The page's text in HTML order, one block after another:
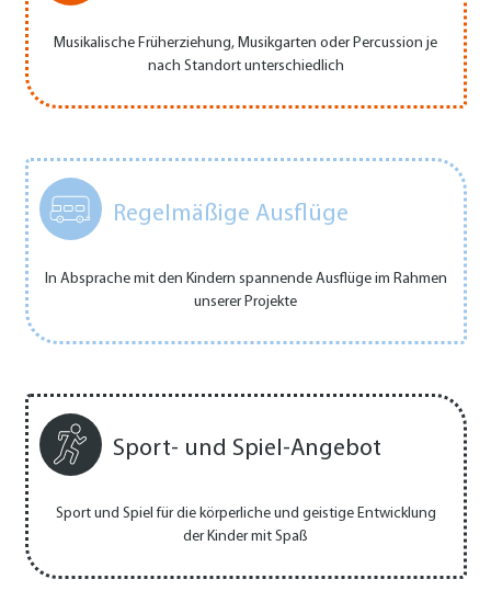
Musikalische Früherziehung, Musikgarten oder Percussion je
nach Standort unterschiedlich
Regelmäßige Ausflüge
In Absprache mit den Kindern spannende Ausflüge im Rahmen
unserer Projekte
Sport- und Spiel-Angebot
Sport und Spiel für die körperliche und geistige Entwicklung
der Kinder mit Spaß